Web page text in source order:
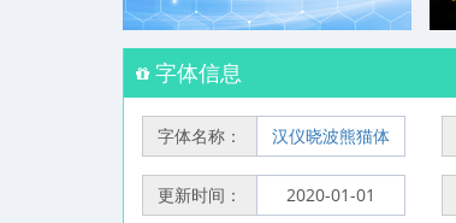
字体信息
字体名称： 汉仪晓波熊猫体
更新时间： 2020-01-01